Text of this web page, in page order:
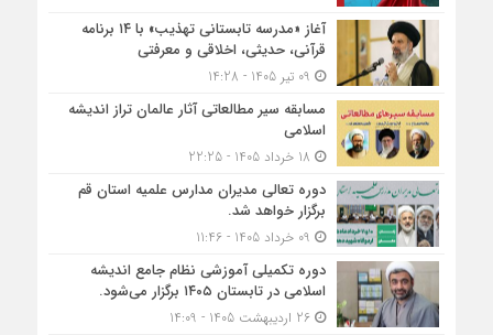
آغاز «مدرسه تابستانی تهذیب» با ۱۴ برنامه
قرآنی، حدیثی، اخلاقی و معرفتی
مسابقه سیر مطالعاتی آثار عالمان تراز اندیشه
اسلامی
دوره تعالی مدیران مدارس علمیه استان قم
برگزار خواهد شد.
دوره تکمیلی آموزشی نظام جامع اندیشه
اسلامی در تابستان ۱۴۰۵ برگزار می‌شود.
26 اردیبهشت 1405 - 14:09